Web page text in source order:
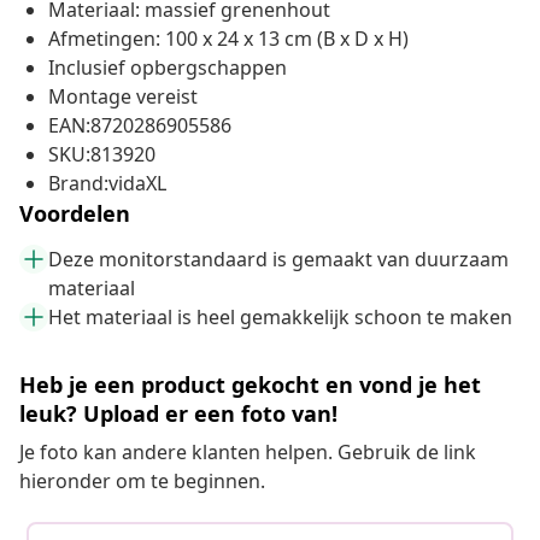
Materiaal: massief grenenhout
Afmetingen: 100 x 24 x 13 cm (B x D x H)
Inclusief opbergschappen
Montage vereist
EAN:8720286905586
SKU:813920
Brand:vidaXL
Voordelen
Deze monitorstandaard is gemaakt van duurzaam
materiaal
Het materiaal is heel gemakkelijk schoon te maken
Heb je een product gekocht en vond je het
leuk? Upload er een foto van!
Je foto kan andere klanten helpen. Gebruik de link
hieronder om te beginnen.